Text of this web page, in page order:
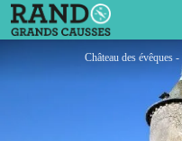
Château des évêques